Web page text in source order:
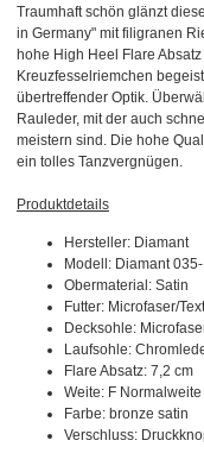
Traumhaft schön glänzt
in Germany" mit filigranen
hohe High Heel Flare
Kreuzfesselriemchen
übertreffender Optik.
Rauleder, mit der auch
meistern sind. Die hohe
ein tolles Tanzvergnügen.
Produktdetails
Hersteller: Diamant
Modell: Diamant
Obermaterial: Satin
Futter: Microfaser/
Decksohle:
Laufsohle:
Flare Absatz: 7,2 cm
Weite: F Normalweite
Farbe: bronze satin
Verschluss: